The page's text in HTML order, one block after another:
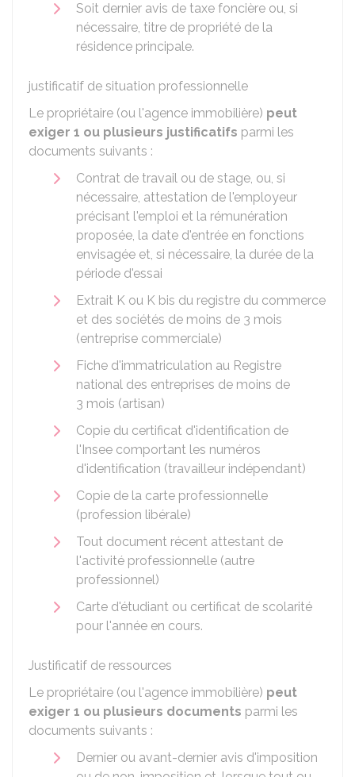
Soit dernier avis de taxe foncière ou, si
nécessaire, titre de propriété de la
résidence principale.
justificatif de situation professionnelle
Le propriétaire (ou l'agence immobilière) peut
exiger 1 ou plusieurs justificatifs parmi les
documents suivants :
Contrat de travail ou de stage, ou, si
nécessaire, attestation de l'employeur
précisant l'emploi et la rémunération
proposée, la date d'entrée en fonctions
envisagée et, si nécessaire, la durée de la
période d'essai
Extrait K ou K bis du registre du commerce
et des sociétés de moins de 3 mois
(entreprise commerciale)
Fiche d'immatriculation au Registre
national des entreprises de moins de
3 mois (artisan)
Copie du certificat d'identification de
l'Insee comportant les numéros
d'identification (travailleur indépendant)
Copie de la carte professionnelle
(profession libérale)
Tout document récent attestant de
l'activité professionnelle (autre
professionnel)
Carte d'étudiant ou certificat de scolarité
pour l'année en cours.
Justificatif de ressources
Le propriétaire (ou l'agence immobilière) peut
exiger 1 ou plusieurs documents parmi les
documents suivants :
Dernier ou avant-dernier avis d'imposition